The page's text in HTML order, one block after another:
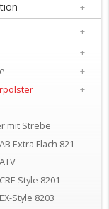
+
+
+
+
+
mit Strebe
Extra Flach 821
Style 8201
Style 8203